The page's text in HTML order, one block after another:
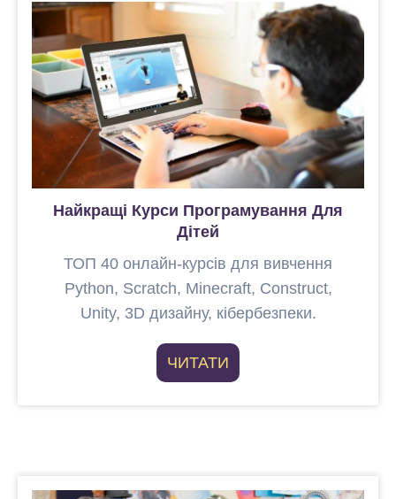
р
и
(
2
0
2
6
)
Найкращі Курси Програмування Для
Дітей
ТОП 40 онлайн-курсів для вивчення
Python, Scratch, Minecraft, Construct,
Unity, 3D дизайну, кібербезпеки.
ЧИТАТИ